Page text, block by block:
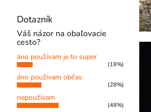
Dotazník
Váš názor na obaľovacie
cesto?
áno používam je to super
(18%)
áno používam občas
(28%)
nepoužívam
(48%)